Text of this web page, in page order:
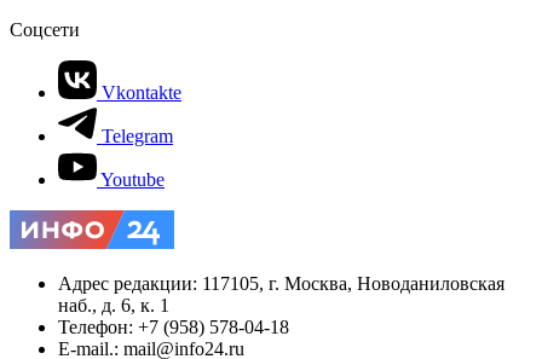
Соцсети
Vkontakte
Telegram
Youtube
Адрес редакции: 117105, г. Москва, Новоданиловская
наб., д. 6, к. 1
Телефон: +7 (958) 578-04-18
E-mail.: mail@info24.ru